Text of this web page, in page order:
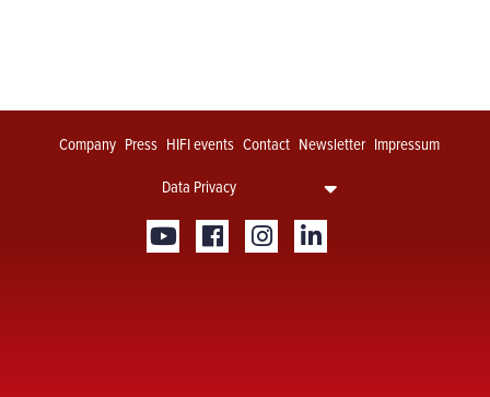
Company Press HIFI events Contact Newsletter Impressum
Data Privacy